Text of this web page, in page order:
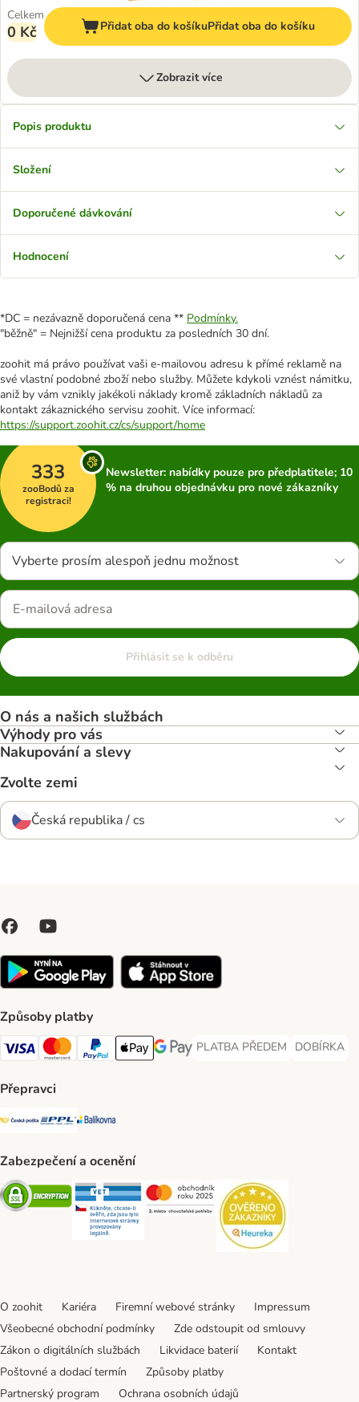
Celkem
0 Kč Přidat oba do košíkuPřidat oba do košíku
Zobrazit více
Popis produktu
Složení
Doporučené dávkování
Hodnocení
*DC = nezávazně doporučená cena ** Podmínky.
"běžně" = Nejnižší cena produktu za posledních 30 dní.
zoohit má právo používat vaši e-mailovou adresu k přímé reklamě na
své vlastní podobné zboží nebo služby. Můžete kdykoli vznést námitku,
aniž by vám vznikly jakékoli náklady kromě základních nákladů za
kontakt zákaznického servisu zoohit. Více informací:
https://support.zoohit.cz/cs/support/home
333
zooBodů za
registraci!
Newsletter: nabídky pouze pro předplatitele; 10
% na druhou objednávku pro nové zákazníky
Vyberte prosím alespoň jednu možnost
Přihlásit se k odběru
O nás a našich službách
Výhody pro vás
Nakupování a slevy
Zvolte zemi
Česká republika / cs
Způsoby platby
Visa Payment Method
Mastercard Payment Method
PayPal Payment Method
Apple pay Payment Method
GooglePay Payment Method
PLATBA PŘEDEM
PLATBA PŘEDEM Payment
DOBÍRKA
DOBÍRKA
Přepravci
Česká pošta Shipping Method
PPL Shipping Method
Balíkovna Shipping Method
Zabezpečení a ocenění
Security Security Security
O zoohit Kariéra Firemní webové stránky
Impressum
Všeobecné obchodní podmínky
Zde odstoupit od smlouvy
Zákon o digitálních službách
Likvidace baterií
Kontakt
Poštovné a dodací termín
Způsoby platby
Partnerský program
Ochrana osobních údajů